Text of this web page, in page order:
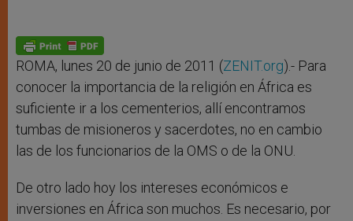
ROMA, lunes 20 de junio de 2011 (ZENIT.org).- Para
conocer la importancia de la religión en África es
suficiente ir a los cementerios, allí encontramos
tumbas de misioneros y sacerdotes, no en cambio
las de los funcionarios de la OMS o de la ONU.
De otro lado hoy los intereses económicos e
inversiones en África son muchos. Es necesario, por